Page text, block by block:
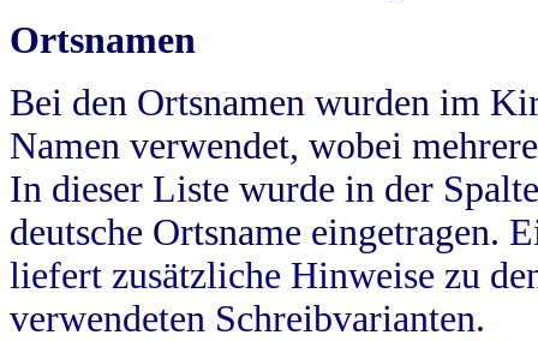
Ortsnamen
Bei den Ortsnamen wurden im
Namen verwendet, wobei
In dieser Liste wurde in der
deutsche Ortsname eingetragen.
liefert zusätzliche Hinweise zu
verwendeten Schreibvarianten.